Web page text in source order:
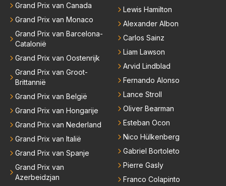
Grand Prix van Canada
Grand Prix van Monaco
Grand Prix van Barcelona-
Catalonië
Grand Prix van Oostenrijk
Grand Prix van Groot-
Brittannië
Grand Prix van België
Grand Prix van Hongarije
Grand Prix van Nederland
Grand Prix van Italië
Grand Prix van Spanje
Grand Prix van
Azerbeidzjan
Lewis Hamilton
Alexander Albon
Carlos Sainz
Liam Lawson
Arvid Lindblad
Fernando Alonso
Lance Stroll
Oliver Bearman
Esteban Ocon
Nico Hülkenberg
Gabriel Bortoleto
Pierre Gasly
Franco Colapinto